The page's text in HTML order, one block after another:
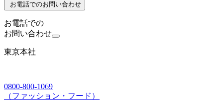
お電話でのお問い合わせ
お電話での
お問い合わせ
東京本社
0800-800-1069
（ファッション・フード）